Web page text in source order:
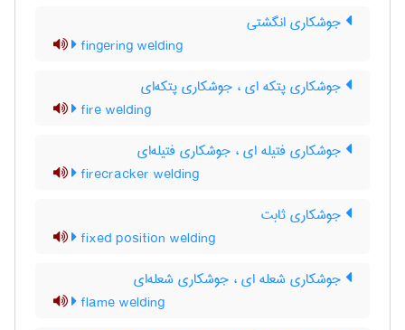
جوشکاری انگشتی
fingering welding
جوشکاری پتکه ای ، جوشکاری پتکه‌ای
fire welding
جوشکاری فتیله ای ، جوشکاری فتیله‌ای
firecracker welding
جوشکاری ثابت
fixed position welding
جوشکاری شعله ای ، جوشکاری شعله‌ای
flame welding